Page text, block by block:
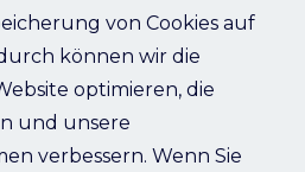
Refresh
von Cookies auf
können wir die
optimieren, die
und unsere
verbessern. Wenn Sie